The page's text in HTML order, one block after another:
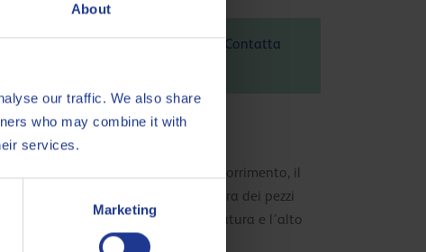
About
our traffic. We also share
who may combine it with
services.
Marketing
32 HG è 2.09 kg CO
eq / kg. Contatta
di più, clicca
e preciso a livello delle guide di scorrimento, il
degli utensili ed alla buona finitura dei pezzi
alla formazione di schiuma. La natura e l’alto